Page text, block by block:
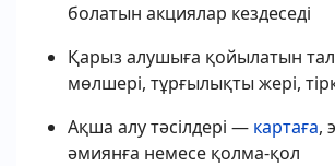
болатын акциялар кездеседі
Қарыз алушыға қойылатын
мөлшері, тұрғылықты жері,
Ақша алу тәсілдері — картаға,
әмиянға немесе қолма-қол